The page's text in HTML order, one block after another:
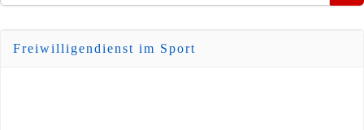
Freiwilligendienst im Sport